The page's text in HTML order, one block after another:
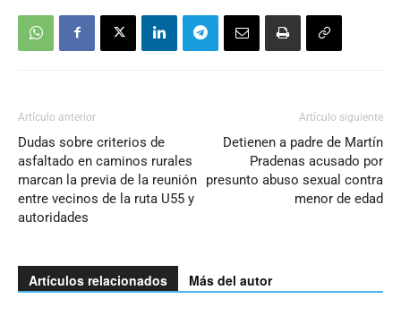
Artículo anterior
Dudas sobre criterios de
asfaltado en caminos rurales
marcan la previa de la reunión
entre vecinos de la ruta U55 y
autoridades
Artículo siguiente
Detienen a padre de Martín
Pradenas acusado por
presunto abuso sexual contra
menor de edad
Artículos relacionados Más del autor